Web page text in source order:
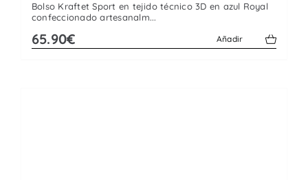
con5.00de
Bolso Kraftet Sport en tejido técnico 3D en azul Royal
confeccionado artesanalm...
65.90€ Añadir